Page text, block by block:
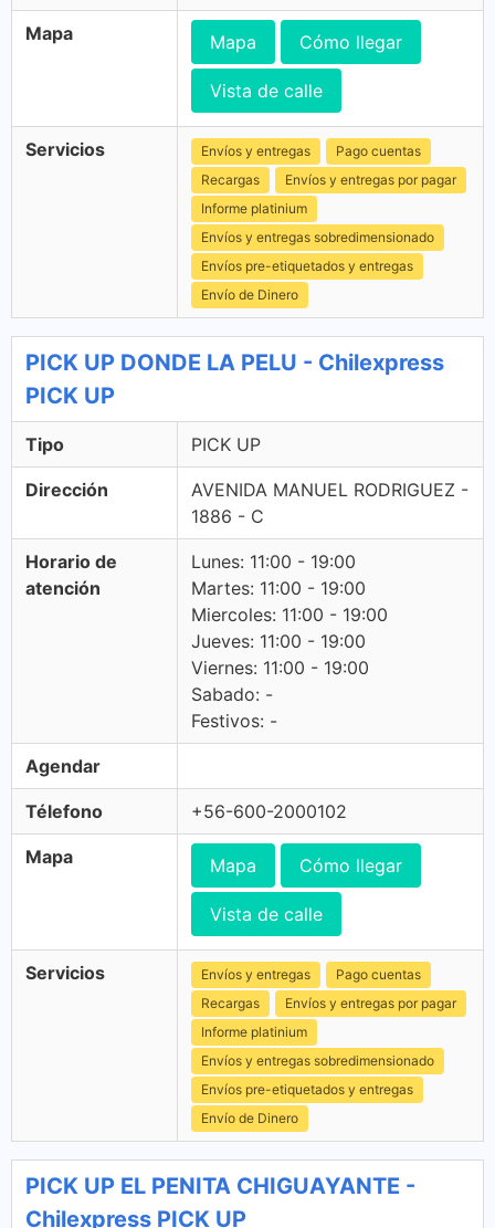
Mapa Mapa Cómo llegar
Vista de calle
Servicios Envíos y entregas
Pago cuentas
Recargas
Envíos y entregas por pagar
Informe platinium
Envíos y entregas sobredimensionado
Envíos pre-etiquetados y entregas
Envío de Dinero
PICK UP DONDE LA PELU - Chilexpress
PICK UP
Tipo PICK UP
Dirección
AVENIDA MANUEL RODRIGUEZ -
1886 - C
Horario de
atención
Lunes: 11:00 - 19:00
Martes: 11:00 - 19:00
Miercoles: 11:00 - 19:00
Jueves: 11:00 - 19:00
Viernes: 11:00 - 19:00
Sabado: -
Festivos: -
Agendar
Télefono +56-600-2000102
Mapa Mapa Cómo llegar
Vista de calle
Servicios Envíos y entregas
Pago cuentas
Recargas
Envíos y entregas por pagar
Informe platinium
Envíos y entregas sobredimensionado
Envíos pre-etiquetados y entregas
Envío de Dinero
PICK UP EL PENITA CHIGUAYANTE -
Chilexpress PICK UP